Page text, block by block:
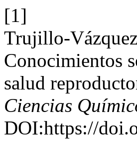
[1]
Trujillo-
Conocimientos
salud
Ciencias
DOI:https://